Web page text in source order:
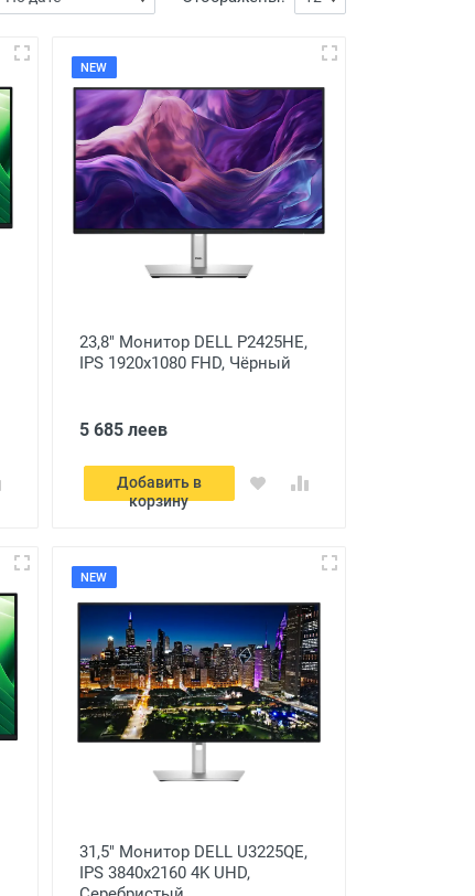
NEW
23,8" Монитор DELL P2425HE,
IPS 1920x1080 FHD, Чёрный
5 685 леев
Добавить в
корзину
NEW
31,5" Монитор DELL U3225QE,
IPS 3840x2160 4K UHD,